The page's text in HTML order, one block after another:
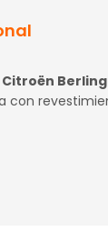
Citroën
con